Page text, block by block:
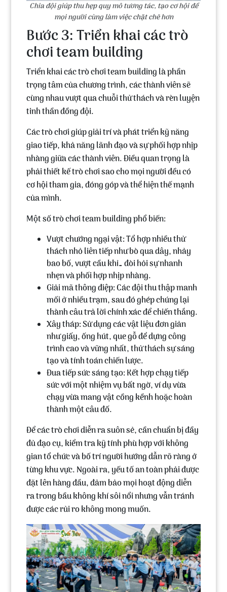
Chia đội giúp thu hẹp quy mô tương tác, tạo cơ hội để
mọi người cùng làm việc chặt chẽ hơn
Bước 3: Triển khai các trò
chơi team building
Triển khaicác trò chơi team buildinglà phần
trọng tâm của chương trình, các thành viên sẽ
cùng nhau vượt qua chuỗi thử thách và rèn luyện
tinh thần đồng đội.
Các trò chơi giúp giải trí và phát triển kỹ năng
giao tiếp, khả năng lãnh đạo và sự phối hợp nhịp
nhàng giữa các thành viên. Điều quan trọng là
phải thiết kế trò chơi sao cho mọi người đều có
cơ hội tham gia, đóng góp và thể hiện thế mạnh
của mình.
Một số trò chơi team building phổ biến:
Vượt chướng ngại vật:Tổ hợp nhiều thử
thách nhỏ liên tiếp như bò qua dây, nhảy
bao bố, vượt cầu khỉ… đòi hỏi sự nhanh
nhẹn và phối hợp nhịp nhàng.
Giải mã thông điệp:Các đội thu thập manh
mối ở nhiều trạm, sau đó ghép chúng lại
thành câu trả lời chính xác để chiến thắng.
Xây tháp:Sử dụng các vật liệu đơn giản
như giấy, ống hút, que gỗ để dựng công
trình cao và vững nhất, thử thách sự sáng
tạo và tính toán chiến lược.
Đua tiếp sức sáng tạo:Kết hợp chạy tiếp
sức với một nhiệm vụ bất ngờ, ví dụ vừa
chạy vừa mang vật cồng kềnh hoặc hoàn
thành một câu đố.
Để các trò chơi diễn ra suôn sẻ, cần chuẩn bị đầy
đủ đạo cụ, kiểm tra kỹ tính phù hợp với không
gian tổ chức và bố trí người hướng dẫn rõ ràng ở
từng khu vực. Ngoài ra, yếu tố an toàn phải được
đặt lên hàng đầu, đảm bảo mọi hoạt động diễn
ra trong bầu không khí sôi nổi nhưng vẫn tránh
được các rủi ro không mong muốn.